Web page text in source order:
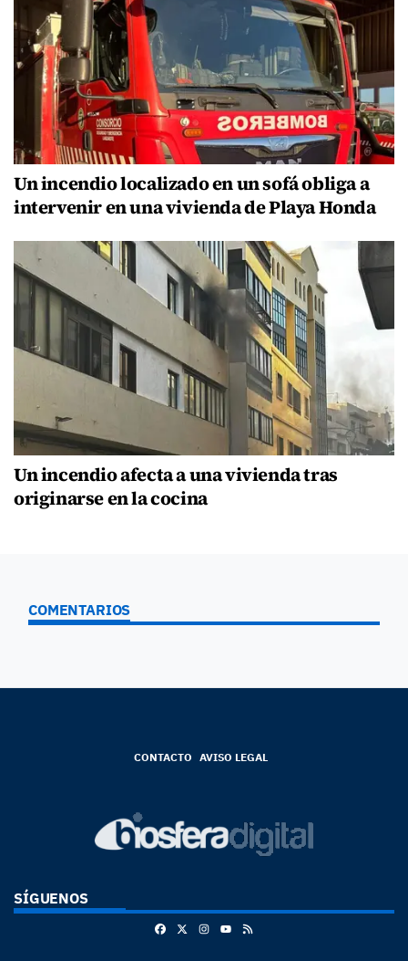
Un incendio localizado en un sofá obliga a
intervenir en una vivienda de Playa Honda
Un incendio afecta a una vivienda tras
originarse en la cocina
COMENTARIOS
CONTACTO AVISO LEGAL
SÍGUENOS
FacebookInstagram